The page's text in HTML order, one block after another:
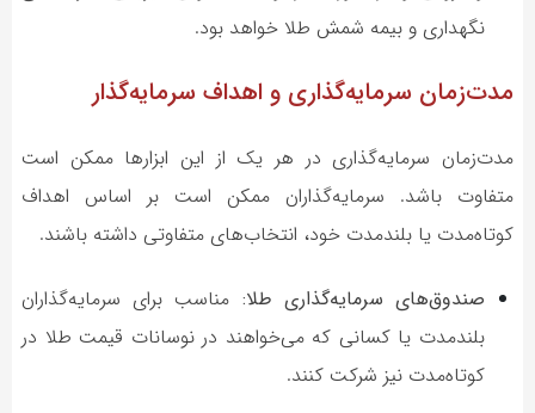
نگهداری و بیمه شمش طلا خواهد بود.
مدت‌زمان سرمایه‌گذاری و اهداف سرمایه‌گذار
مدت‌زمان سرمایه‌گذاری در هر یک از این ابزارها ممکن است
متفاوت باشد. سرمایه‌گذاران ممکن است بر اساس اهداف
کوتاه‌مدت یا بلندمدت خود، انتخاب‌های متفاوتی داشته باشند.
صندوق‌های سرمایه‌گذاری طلا: مناسب برای سرمایه‌گذاران
بلندمدت یا کسانی که می‌خواهند در نوسانات قیمت طلا در
کوتاه‌مدت نیز شرکت کنند.